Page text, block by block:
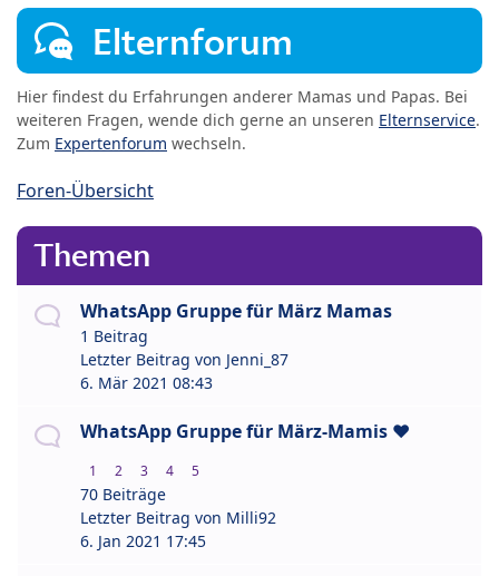
Elternforum
Hier findest du Erfahrungen anderer Mamas und Papas. Bei
weiteren Fragen, wende dich gerne an unseren Elternservice.
Zum Expertenforum wechseln.
Foren-Übersicht
Themen
WhatsApp Gruppe für März Mamas
1 Beitrag
Letzter Beitrag von Jenni_87
6. Mär 2021 08:43
WhatsApp Gruppe für März-Mamis ❤️
1 2 3 4 5
70 Beiträge
Letzter Beitrag von Milli92
6. Jan 2021 17:45